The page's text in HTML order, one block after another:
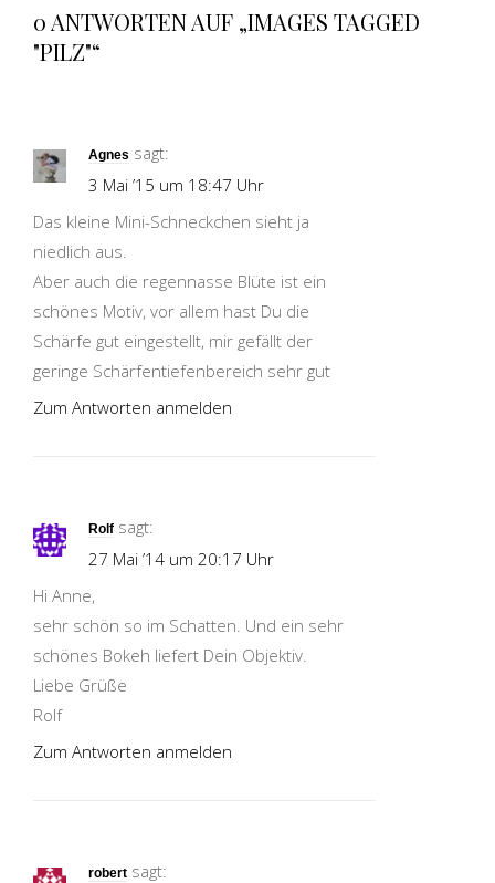
0 ANTWORTEN AUF „IMAGES TAGGED
"PILZ"“
Agnes sagt:
3 Mai ’15 um 18:47 Uhr
Das kleine Mini-Schneckchen sieht ja
niedlich aus.
Aber auch die regennasse Blüte ist ein
schönes Motiv, vor allem hast Du die
Schärfe gut eingestellt, mir gefällt der
geringe Schärfentiefenbereich sehr gut
Zum Antworten anmelden
Rolf sagt:
27 Mai ’14 um 20:17 Uhr
Hi Anne,
sehr schön so im Schatten. Und ein sehr
schönes Bokeh liefert Dein Objektiv.
Liebe Grüße
Rolf
Zum Antworten anmelden
robert sagt: